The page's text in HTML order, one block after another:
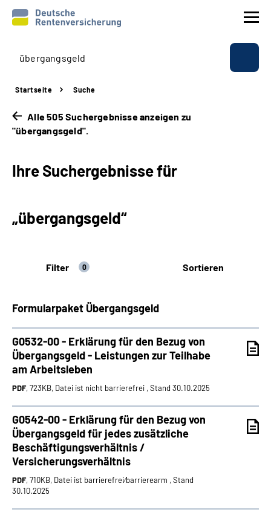
Prävention
Rente
Beratung & Kontakt
Online-Services
Language
Inhalte in Gebärdensprache (DGS)
Mein Kundenportal
Startseite Suche
Alle 505 Suchergebnisse anzeigen zu
"übergangsgeld".
Ihre Suchergebnisse für
„übergangsgeld“
Filter 0 Sortieren
Formularpaket Übergangsgeld
G0532-00 - Erklärung für den Bezug von
Übergangsgeld - Leistungen zur Teilhabe
am Arbeitsleben
PDF, 723KB, Datei ist nicht barrierefrei , Stand 30.10.2025
G0542-00 - Erklärung für den Bezug von
Übergangsgeld für jedes zusätzliche
Beschäftigungsverhältnis /
Versicherungsverhältnis
PDF, 710KB, Datei ist barrierefrei⁄barrierearm , Stand
30.10.2025